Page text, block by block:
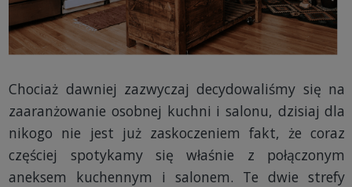
Chociaż dawniej zazwyczaj decydowaliśmy się na
zaaranżowanie osobnej kuchni i salonu, dzisiaj dla
nikogo nie jest już zaskoczeniem fakt, że coraz
częściej spotykamy się właśnie z połączonym
aneksem kuchennym i salonem. Te dwie strefy